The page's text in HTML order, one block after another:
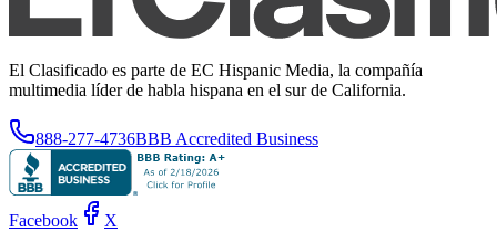
El Clasificado es parte de EC Hispanic Media, la compañía
multimedia líder de habla hispana en el sur de California.
888-277-4736BBB Accredited Business
Facebook X